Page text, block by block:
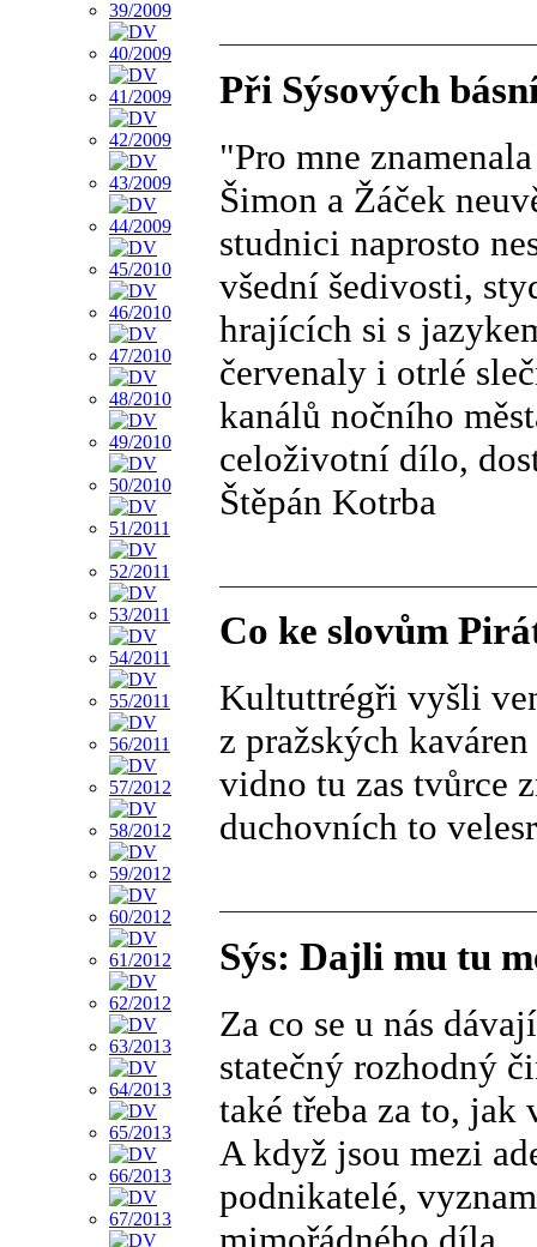
Při Sýsových
"Pro mne
Šimon a Žáček
studnici naprosto
všední šedivosti,
hrajících si s
červenaly i otrlé
kanálů nočního
celoživotní dílo,
Štěpán Kotrba
Co ke slovům
Kultuttrégři vyšli
z pražských kaváren
vidno tu zas tvůrce
duchovních to
Sýs: Dajli mu tu
Za co se u nás
statečný rozhodný
také třeba za to, jak
A když jsou mezi
podnikatelé,